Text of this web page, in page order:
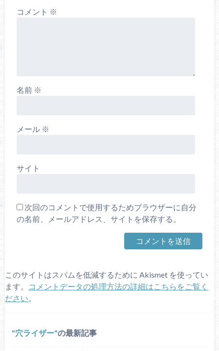
コメント ※
名前 ※
メール ※
サイト
次回のコメントで使用するためブラウザーに自分
の名前、メールアドレス、サイトを保存する。
このサイトはスパムを低減するために Akismet を使ってい
ます。
コメントデータの処理方法の詳細はこちらをご覧く
ださい
穴ライザー の最新記事